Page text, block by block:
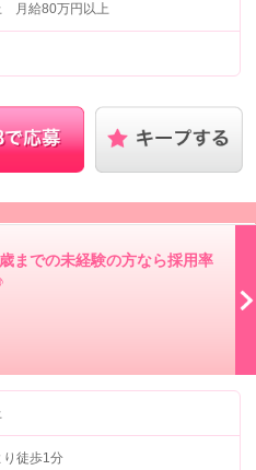
月給80万円以上
までの未経験の方なら採用率
り徒歩1分